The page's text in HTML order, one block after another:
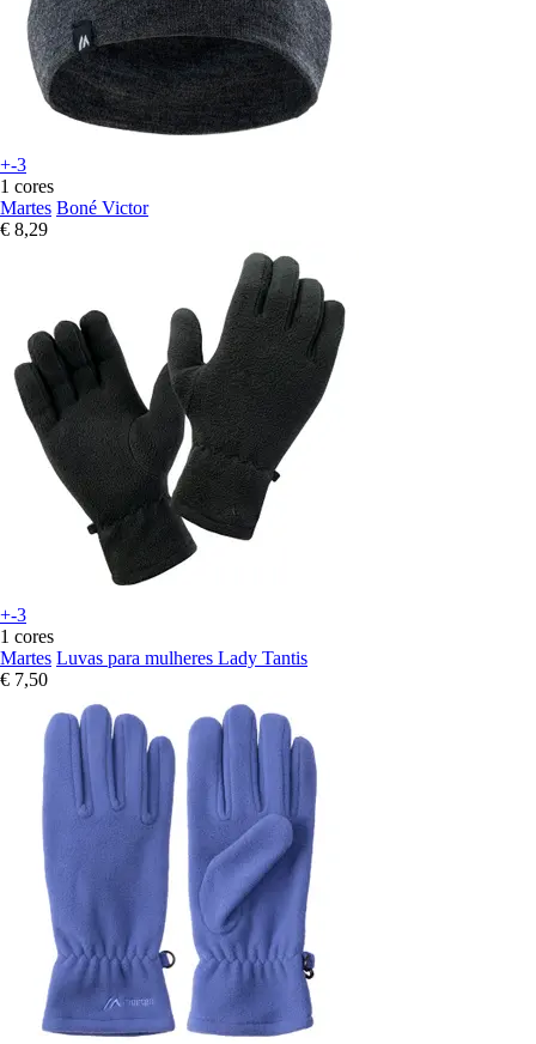
+-3
1 cores
Martes Boné Victor
€ 8,29
+-3
1 cores
Martes Luvas para mulheres Lady Tantis
€ 7,50